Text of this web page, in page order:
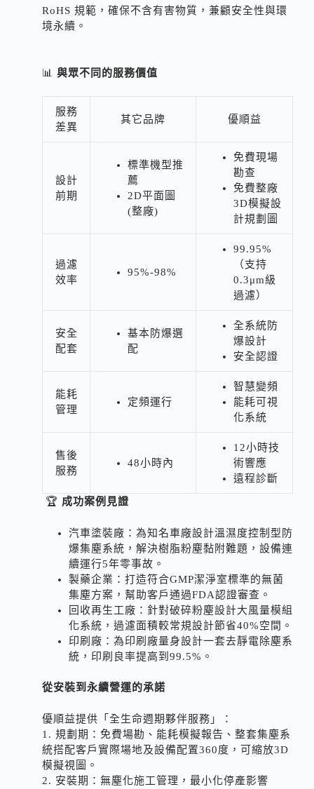
RoHS 規範，確保不含有害物質，兼顧安全性與環
境永續。
📊 與眾不同的服務價值
服務
差異
其它品牌 優順益
設計
前期
標準機型推
薦
2D平面圖
(整廠)
免費現場
勘查
免費整廠
3D模擬設
計規劃圖
過濾
效率
95%-98%
99.95%
（支持
0.3μm級
過濾）
安全
配套
基本防爆選
配
全系統防
爆設計
安全認證
能耗
管理
定頻運行
智慧變頻
能耗可視
化系統
售後
服務
48小時內
12小時技
術響應
遠程診斷
🏆 成功案例見證
汽車塗裝廠：為知名車廠設計溫濕度控制型防
爆集塵系統，解決樹脂粉塵黏附難題，設備連
續運行5年零事故。
製藥企業：打造符合GMP潔淨室標準的無菌
集塵方案，幫助客戶通過FDA認證審查。
回收再生工廠：針對破碎粉塵設計大風量模組
化系統，過濾面積較常規設計節省40%空間。
印刷廠：為印刷廠量身設計一套去靜電除塵系
統，印刷良率提高到99.5%。
從安裝到永續營運的承諾
優順益提供「全生命週期夥伴服務」：
1. 規劃期：免費場勘、能耗模擬報告、整套集塵系
統搭配客戶實際場地及設備配置360度，可縮放3D
模擬視圖。
2. 安裝期：無塵化施工管理，最小化停產影響